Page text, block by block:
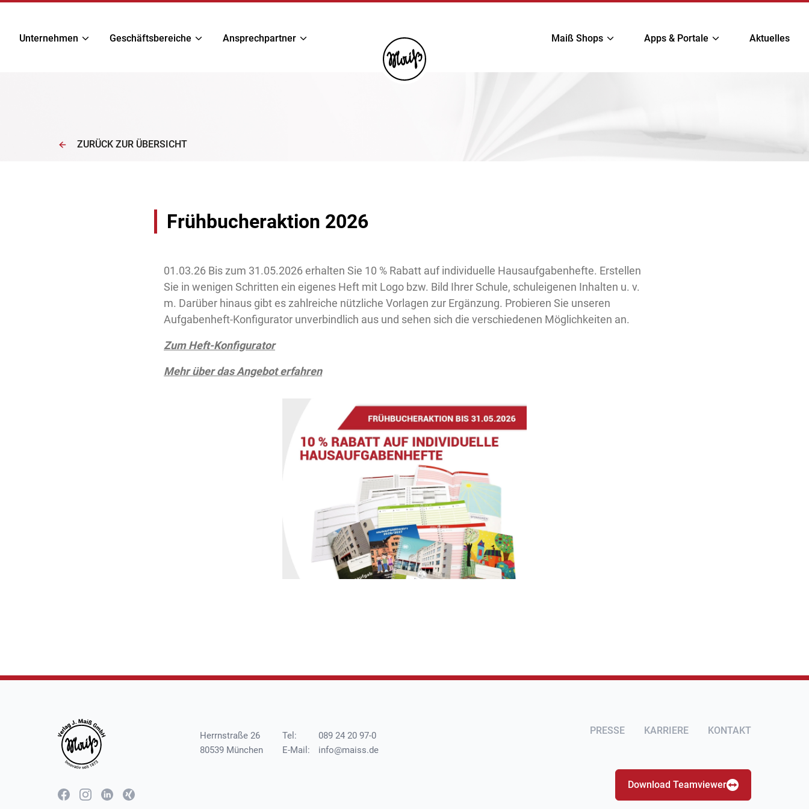
Unternehmen Geschäftsbereiche Ansprechpartner Maiß Shops Apps & Portale Aktuelles
ZURÜCK ZUR ÜBERSICHT
Frühbucheraktion 2026
01.03.26 Bis zum 31.05.2026 erhalten Sie 10 % Rabatt auf individuelle Hausaufgabenhefte. Erstellen
Sie in wenigen Schritten ein eigenes Heft mit Logo bzw. Bild Ihrer Schule, schuleigenen Inhalten u. v.
m. Darüber hinaus gibt es zahlreiche nützliche Vorlagen zur Ergänzung. Probieren Sie unseren
Aufgabenheft-Konfigurator unverbindlich aus und sehen sich die verschiedenen Möglichkeiten an.
Zum Heft-Konfigurator
Mehr über das Angebot erfahren
Herrnstraße 26
80539 München
Tel:
089 24 20 97-0
E-Mail:
info@maiss.de
PRESSE KARRIERE KONTAKT
Download Teamviewer